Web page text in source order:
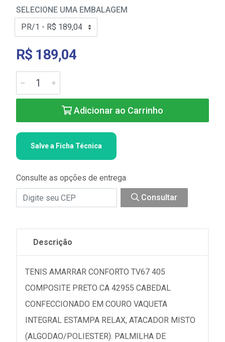
SELECIONE UMA EMBALAGEM
R$ 189,04
Adicionar ao Carrinho
Salve a Ficha Técnica
Consulte as opções de entrega
Consultar
Descrição
TENIS AMARRAR CONFORTO TV67 405
COMPOSITE PRETO CA 42955 CABEDAL
CONFECCIONADO EM COURO VAQUETA
INTEGRAL ESTAMPA RELAX, ATACADOR MISTO
(ALGODAO/POLIESTER). PALMILHA DE